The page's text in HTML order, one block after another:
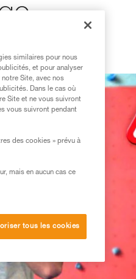
similaires pour nous
et pour analyser
Site, avec nos
Dans le cas où
Site et ne vous suivront
vous suivront pendant
des cookies » prévu à
mais en aucun cas ce
tous les cookies